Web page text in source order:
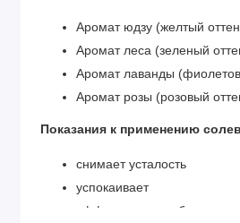
Аромат юдзу (желтый
Аромат леса (зеленый
Аромат лаванды
Аромат розы (розовый
Показания к применению
снимает усталость
успокаивает
эффективна при